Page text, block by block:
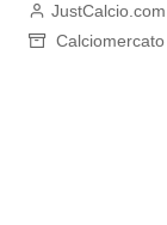
JustCalcio.com
Calciomercato